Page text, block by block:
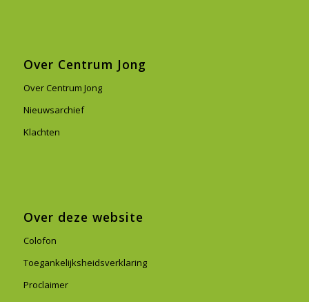
Over Centrum Jong
Over Centrum Jong
Nieuwsarchief
Klachten
Over deze website
Colofon
Toegankelijksheidsverklaring
Proclaimer